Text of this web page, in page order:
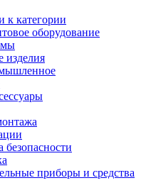
к категории
оборудование
изделия
безопасности
приборы и средства